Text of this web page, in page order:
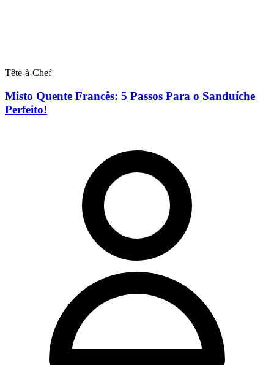
Tête-à-Chef
Misto Quente Francês: 5 Passos Para o Sanduíche
Perfeito!